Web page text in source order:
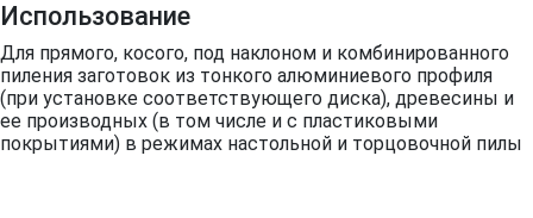
Использование
Для прямого, косого, под наклоном и комбинированного
пиления заготовок из тонкого алюминиевого профиля
(при установке соответствующего диска), древесины и
ее производных (в том числе и с пластиковыми
покрытиями) в режимах настольной и торцовочной пилы